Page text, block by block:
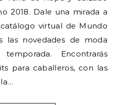
2018. Dale una mirada a
virtual de Mundo
las novedades de moda
Encontrarás
para caballeros, con las